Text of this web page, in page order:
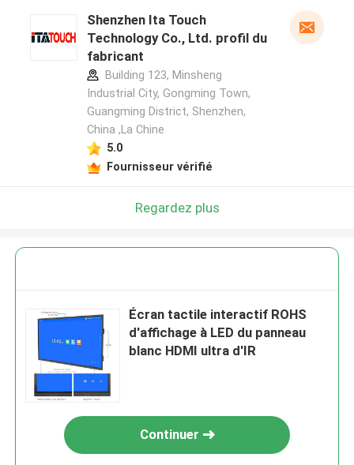
Shenzhen Ita Touch
Technology Co., Ltd. profil du
fabricant
Building 123, Minsheng
Industrial City, Gongming Town,
Guangming District, Shenzhen,
China ,La Chine
5.0
Fournisseur vérifié
Regardez plus
Écran tactile interactif ROHS
d'affichage à LED du panneau
blanc HDMI ultra d'IR
Continuer